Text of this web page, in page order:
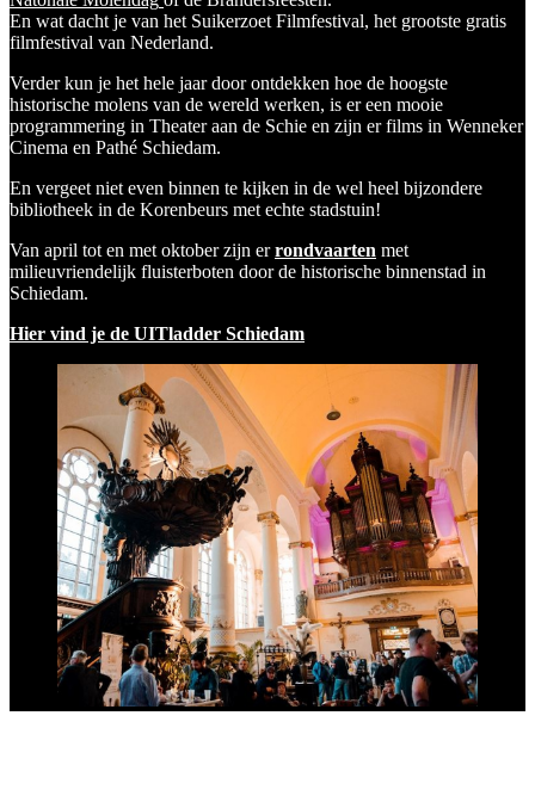
En wat dacht je van het Suikerzoet Filmfestival, het grootste gratis
filmfestival van Nederland.
Verder kun je het hele jaar door ontdekken hoe de hoogste
historische molens van de wereld werken, is er een mooie
programmering in Theater aan de Schie en zijn er films in Wenneker
Cinema en Pathé Schiedam.
En vergeet niet even binnen te kijken in de wel heel bijzondere
bibliotheek in de Korenbeurs met echte stadstuin!
Van april tot en met oktober zijn errondvaarten met
milieuvriendelijk fluisterboten door de historische binnenstad in
Schiedam.
Hier vind je de UITladder Schiedam